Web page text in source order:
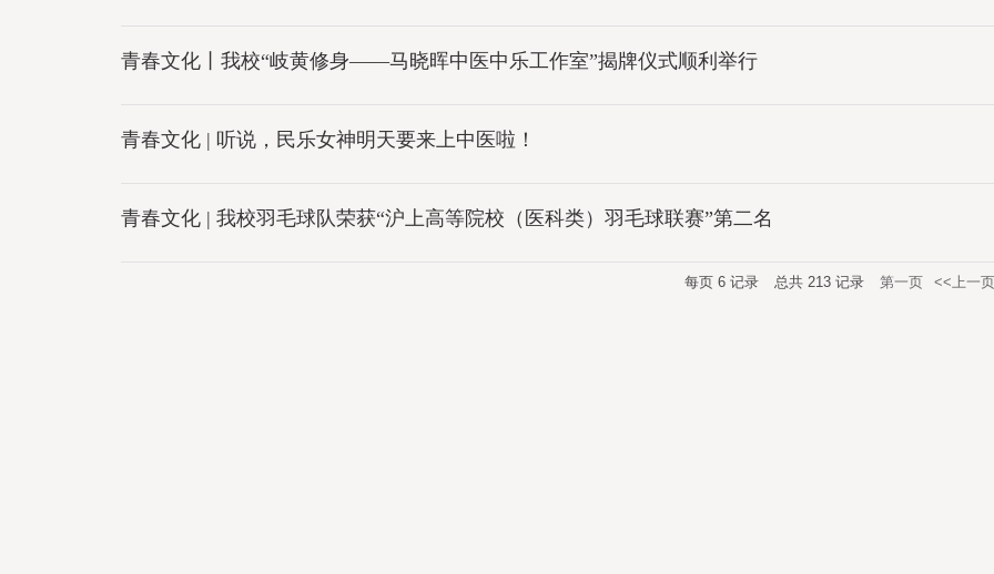
青春文化丨我校“岐黄修身——马晓晖中医中乐工作室”揭牌仪式顺利举行
青春文化 | 听说，民乐女神明天要来上中医啦！
青春文化 | 我校羽毛球队荣获“沪上高等院校（医科类）羽毛球联赛”第二名
每页 6 记录 总共 213 记录 第一页 <<上一页